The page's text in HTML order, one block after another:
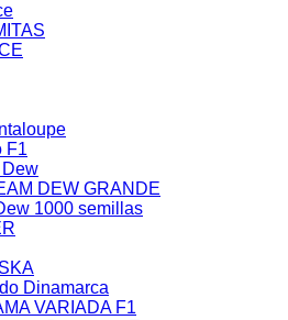
F1
Dew
DEW GRANDE
1000 semillas
Dinamarca
VARIADA F1